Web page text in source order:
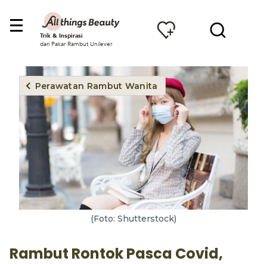
Trik & Inspirasi
dari Pakar Rambut Unilever
Perawatan Rambut Wanita
(Foto: Shutterstock)
Rambut Rontok Pasca Covid,